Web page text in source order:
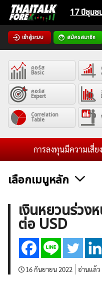
Skip
content
17 ปีชุมช
เข้าสู่ระบบ สมัครสมาชิก
Home
News
Articles
VPS Register
ค้นหา
สำหรับ:
คอร์ส
Basic
คอร์ส
Expert
Correlation
Table
การลงทุนมีความเสี่ยง
เลือกเมนูหลัก
ข่าวฟอเร็กซ์และสกุลเงิน ค
บทวิเคราะห์
เศรษฐกิจทั่วไป
สินค้าโภคภัณฑ์
โบรกเกอ
กองทุน Forex
ฟรี EA
เงินหยวนร่วง
ต่อ USD
16 กันยายน 2022 อ่านแล้ว